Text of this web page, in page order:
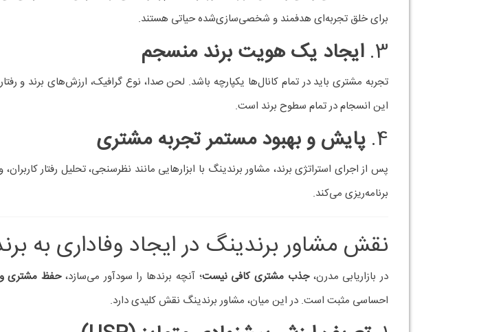
مشاور برندینگ کمک می‌کند تا برند فراتر از یک محصول یا خدمات، به یک
3. طراحی استراتژی وفاداری (Loyalty Strategy)
مشاور برندینگ با همکاری تیم مارکتینگ، استراتژی‌هایی مانند باشگاه مشتریان، سیستم
ایجاد ارتباط دوطرفه با مشتری
وفاداری زمانی اتفاق می‌افتد که مشتری احساس کند صدایش شنیده می‌شود. مشاور برندینگ
مثال واقعی: برندهایی که با برندینگ
اپل (Apple)
اپل با خلق تجربه‌ای بی‌نقص از طراحی محصول، خدمات پس از فروش، بسته‌بندی تا